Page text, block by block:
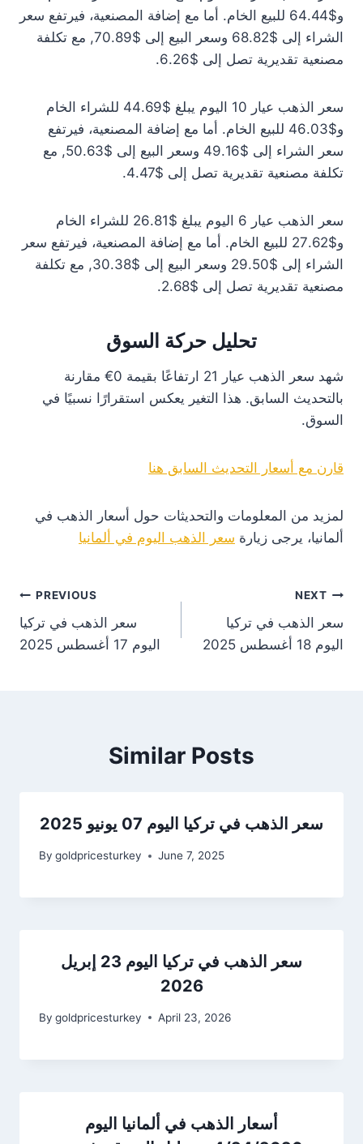
و$64.44 للبيع الخام. أما مع إضافة المصنعية، فيرتفع سعر
الشراء إلى $68.82 وسعر البيع إلى $70.89, مع تكلفة
مصنعية تقديرية تصل إلى $6.26.
سعر الذهب عيار 10 اليوم يبلغ $44.69 للشراء الخام
و$46.03 للبيع الخام. أما مع إضافة المصنعية، فيرتفع
سعر الشراء إلى $49.16 وسعر البيع إلى $50.63, مع
تكلفة مصنعية تقديرية تصل إلى $4.47.
سعر الذهب عيار 6 اليوم يبلغ $26.81 للشراء الخام
و$27.62 للبيع الخام. أما مع إضافة المصنعية، فيرتفع سعر
الشراء إلى $29.50 وسعر البيع إلى $30.38, مع تكلفة
مصنعية تقديرية تصل إلى $2.68.
تحليل حركة السوق
شهد سعر الذهب عيار 21 ارتفاعًا بقيمة 0€ مقارنة
بالتحديث السابق. هذا التغير يعكس استقرارًا نسبيًا في
السوق.
قارن مع أسعار التحديث السابق هنا
لمزيد من المعلومات والتحديثات حول أسعار الذهب في
ألمانيا، يرجى زيارة سعر الذهب اليوم في ألمانيا
PREVIOUS
سعر الذهب في تركيا
اليوم 17 أغسطس 2025
NEXT
سعر الذهب في تركيا
اليوم 18 أغسطس 2025
Similar Posts
سعر الذهب في تركيا اليوم 07 يونيو 2025
By goldpricesturkey June 7, 2025
سعر الذهب في تركيا اليوم 23 إبريل
2026
By goldpricesturkey April 23, 2026
أسعار الذهب في ألمانيا اليوم